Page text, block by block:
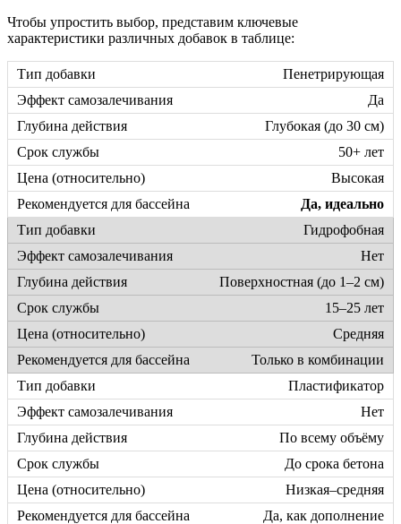
Чтобы упростить выбор, представим ключевые
характеристики различных добавок в таблице:
Пенетрирующая
Да
Глубокая (до 30 см)
50+ лет
Высокая
Да, идеально
Гидрофобная
Нет
Поверхностная (до 1–2 см)
15–25 лет
Средняя
Только в комбинации
Пластификатор
Нет
По всему объёму
До срока бетона
Низкая–средняя
Да, как дополнение